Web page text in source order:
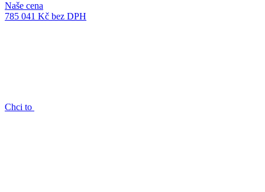
Naše cena
785 041 Kč bez DPH
Chci to